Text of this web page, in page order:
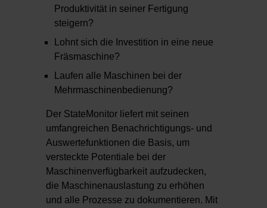
Produktivität in seiner Fertigung
steigern?
Lohnt sich die Investition in eine neue
Fräsmaschine?
Laufen alle Maschinen bei der
Mehrmaschinenbedienung?
Der StateMonitor liefert mit seinen
umfangreichen Benachrichtigungs- und
Auswertefunktionen die Basis, um
versteckte Potentiale bei der
Maschinenverfügbarkeit aufzudecken,
die Maschinenauslastung zu erhöhen
und alle Prozesse zu dokumentieren. Mit